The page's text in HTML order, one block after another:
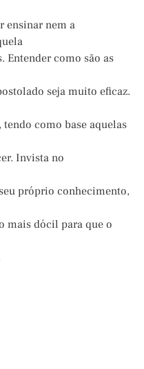
ensinar nem a
Entender como são as
seja muito eficaz.
como base aquelas
Invista no
próprio conhecimento,
mais dócil para que o